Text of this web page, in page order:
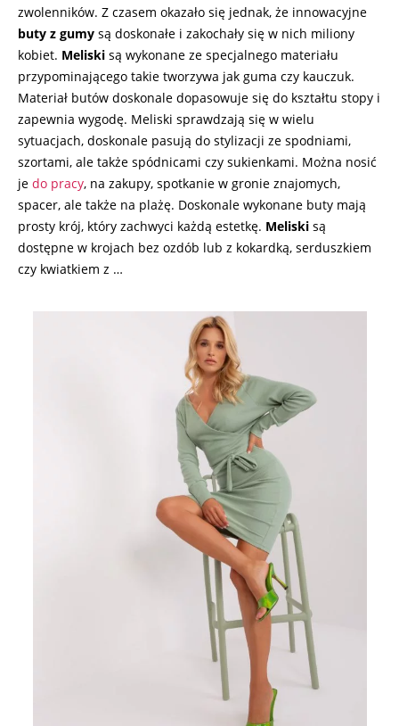
zwolenników. Z czasem okazało się jednak, że innowacyjne
buty z gumy są doskonałe i zakochały się w nich miliony
kobiet. Meliski są wykonane ze specjalnego materiału
przypominającego takie tworzywa jak guma czy kauczuk.
Materiał butów doskonale dopasowuje się do kształtu stopy i
zapewnia wygodę. Meliski sprawdzają się w wielu
sytuacjach, doskonale pasują do stylizacji ze spodniami,
szortami, ale także spódnicami czy sukienkami. Można nosić
je do pracy, na zakupy, spotkanie w gronie znajomych,
spacer, ale także na plażę. Doskonale wykonane buty mają
prosty krój, który zachwyci każdą estetkę. Meliski są
dostępne w krojach bez ozdób lub z kokardką, serduszkiem
czy kwiatkiem z …